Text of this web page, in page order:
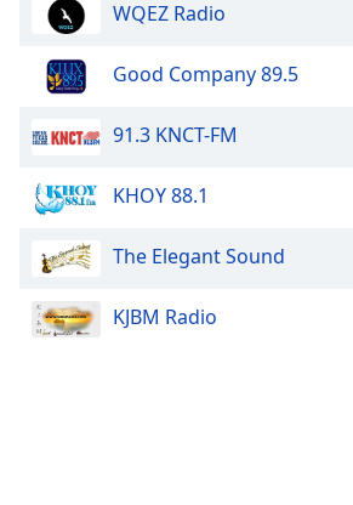
Chapters
Descriptions
off,
Subtitles
subtitles
settings
opens
subtitles
WQEZ Radio
Good Company 89.5
91.3 KNCT-FM
KHOY 88.1
The Elegant Sound
KJBM Radio